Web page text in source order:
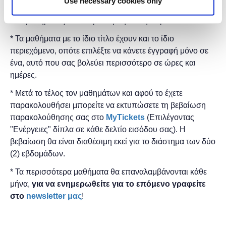
* Τα μαθήματα με το ίδιο τίτλο έχουν και το ίδιο
περιεχόμενο, οπότε επιλέξτε να κάνετε έγγραφή μόνο σε
ένα, αυτό που σας βολεύει περισσότερο σε ώρες και
ημέρες.
* Μετά το τέλος τον μαθημάτων και αφού το έχετε
παρακολουθήσει μπορείτε να εκτυπώσετε τη βεβαίωση
παρακολούθησης ​σας στο MyTickets (Επιλέγοντας
"Ενέργειες" δίπλα σε κάθε δελτίο εισόδου σας). Η
βεβαίωση θα είναι διαθέσιμη εκεί για το διάστημα των δύο
(2) εβδομάδων.
* Τα περισσότερα μαθήματα θα επαναλαμβάνονται κάθε
μήνα, για να ενημερωθείτε για το επόμενο γραφείτε
στο newsletter μας!